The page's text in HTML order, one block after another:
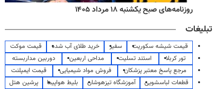
روزنامه‌های صبح یکشنبه ۱۸ مرداد ۱۴۰۵
تبلیغات
قیمت شیشه سکوریت سفیر خرید طلای آب شده
قیمت موکت
تور کربلا
استند تسلیت مداحی اربعین
دوربین مداربسته
مرجع پاسخ معتبر پزشکان
فروش مواد شیمیایی
قیمت ایمپلنت
قطعات لباسشویی
آموزشگاه تیزهوشان بلیط هواپیما
پرشین هتل